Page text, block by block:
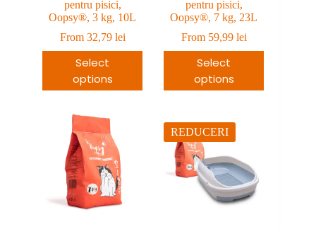
pentru pisici,
Oopsy®, 3 kg, 10L
From 32,79 lei
Select
options
pentru pisici,
Oopsy®, 7 kg, 23L
From 59,99 lei
Select
options
REDUCERI